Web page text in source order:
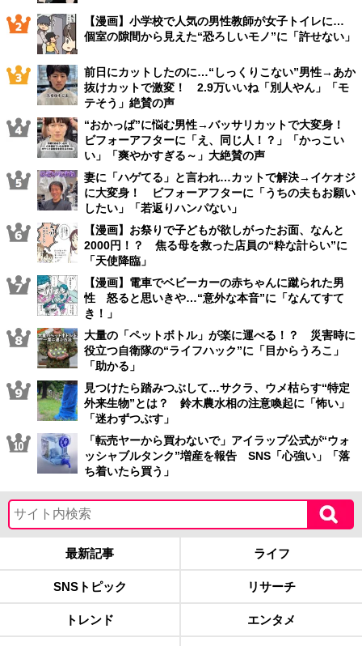
【漫画】小学校で人気の男性教師が女子トイレに…
個室の隙間から見えた“恐ろしいモノ”に「許せない」
前日にカットしたのに…“しっくりこない”男性→あか
抜けカットで激変！ 2.9万いいね「別人やん」「モ
テそう」絶賛の声
“おかっぱ”に悩む男性→バッサリカットで大変身！
ビフォーアフターに「え、同じ人！？」「かっこい
い」「爽やかすぎる～」大絶賛の声
妻に「ハゲてる」と言われ…カットで解決→イケオジ
に大変身！ ビフォーアフターに「うちの夫もお願い
したい」「若返りハンパない」
【漫画】お祭りで子どもが欲しがったお面、なんと
2000円！？ 焦る母を救った店員の“粋な計らい”に
「天使降臨」
【漫画】電車でベビーカーの赤ちゃんに蹴られた男
性 怒ると思いきや…“意外な本音”に「なんてすて
き！」
大量の「ペットボトル」が楽に運べる！？ 災害時に
役立つ自衛隊の“ライフハック”に「目からうろこ」
「助かる」
見つけたら踏みつぶして…サクラ、ウメ枯らす“特定
外来生物”とは？ 鈴木農水相の注意喚起に「怖い」
「迷わずつぶす」
「転売ヤーから買わないで」アイラップ公式が“ウォ
ッシャブルタンク”増産を報告 SNS「心強い」「落
ち着いたら買う」
最新記事 ライフ
SNSトピック リサーチ
トレンド エンタメ